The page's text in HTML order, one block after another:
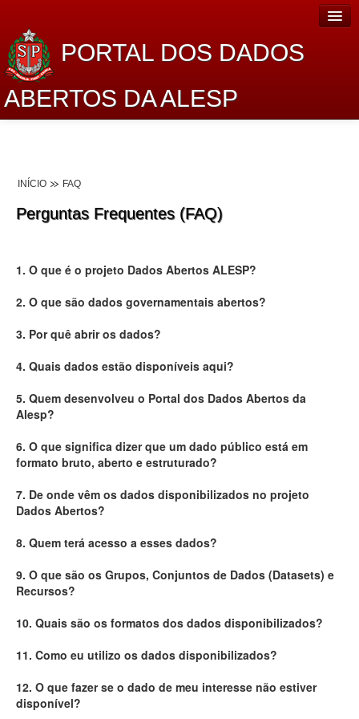
PORTAL DOS DADOS
ABERTOS DA ALESP
Lei de Acesso à Informação
Administração
Legislação
Perguntas frequentes
Contato
INÍCIO FAQ
Perguntas Frequentes (FAQ)
1. O que é o projeto Dados Abertos ALESP?
2. O que são dados governamentais abertos?
3. Por quê abrir os dados?
4. Quais dados estão disponíveis aqui?
5. Quem desenvolveu o Portal dos Dados Abertos da
Alesp?
6. O que significa dizer que um dado público está em
formato bruto, aberto e estruturado?
7. De onde vêm os dados disponibilizados no projeto
Dados Abertos?
8. Quem terá acesso a esses dados?
9. O que são os Grupos, Conjuntos de Dados (Datasets) e
Recursos?
10. Quais são os formatos dos dados disponibilizados?
11. Como eu utilizo os dados disponibilizados?
12. O que fazer se o dado de meu interesse não estiver
disponível?